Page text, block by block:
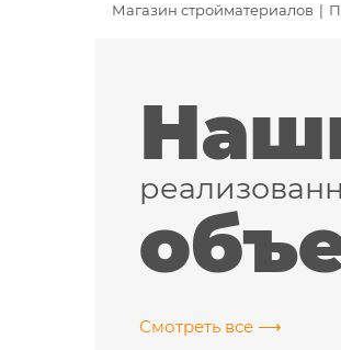
Магазин стройматериалов
Смотреть все ⟶